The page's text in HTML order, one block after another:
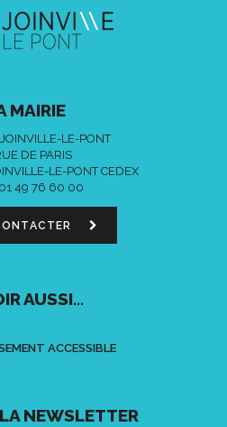
MAIRIE
LE-PONT
DE PARIS
LE-PONT CEDEX
01 49 76 60 00
AUSSI...
ACCESSIBLE
NEWSLETTER